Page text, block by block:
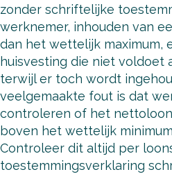
zonder schriftelijke
werknemer, inhouden van
dan het wettelijk maximum,
huisvesting die niet voldoet
terwijl er toch wordt
veelgemaakte fout is dat
controleren of het
boven het wettelijk
Controleer dit altijd per
toestemmingsverklaring